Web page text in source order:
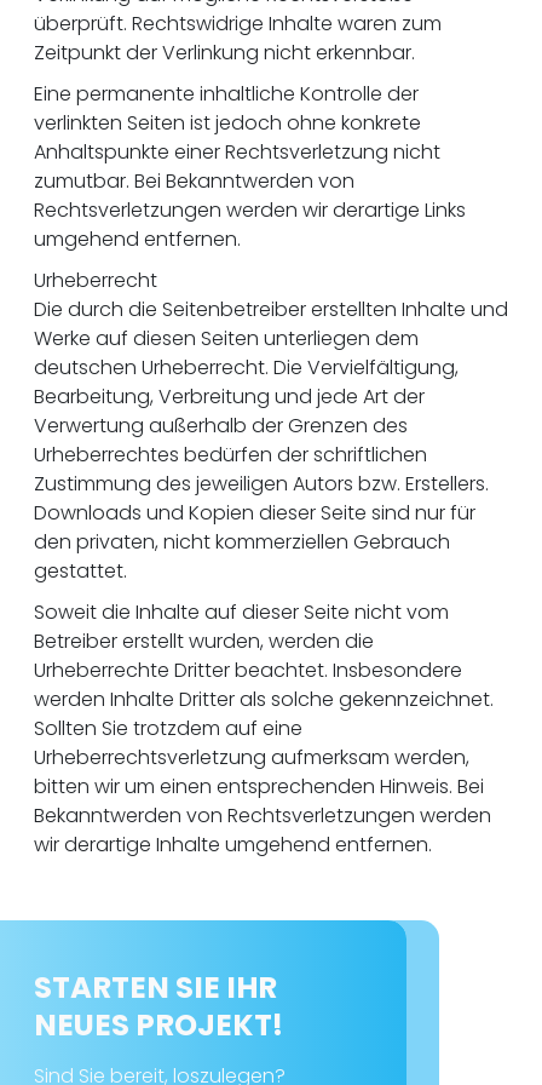
überprüft. Rechtswidrige Inhalte waren zum
Zeitpunkt der Verlinkung nicht erkennbar.
Eine permanente inhaltliche Kontrolle der
verlinkten Seiten ist jedoch ohne konkrete
Anhaltspunkte einer Rechtsverletzung nicht
zumutbar. Bei Bekanntwerden von
Rechtsverletzungen werden wir derartige Links
umgehend entfernen.
Urheberrecht
Die durch die Seitenbetreiber erstellten Inhalte und
Werke auf diesen Seiten unterliegen dem
deutschen Urheberrecht. Die Vervielfältigung,
Bearbeitung, Verbreitung und jede Art der
Verwertung außerhalb der Grenzen des
Urheberrechtes bedürfen der schriftlichen
Zustimmung des jeweiligen Autors bzw. Erstellers.
Downloads und Kopien dieser Seite sind nur für
den privaten, nicht kommerziellen Gebrauch
gestattet.
Soweit die Inhalte auf dieser Seite nicht vom
Betreiber erstellt wurden, werden die
Urheberrechte Dritter beachtet. Insbesondere
werden Inhalte Dritter als solche gekennzeichnet.
Sollten Sie trotzdem auf eine
Urheberrechtsverletzung aufmerksam werden,
bitten wir um einen entsprechenden Hinweis. Bei
Bekanntwerden von Rechtsverletzungen werden
wir derartige Inhalte umgehend entfernen.
STARTEN SIE IHR
NEUES PROJEKT!
Sind Sie bereit, loszulegen?